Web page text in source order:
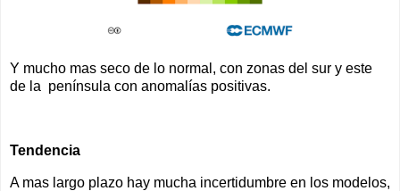
Y mucho mas seco de lo normal, con zonas del sur y este
de la península con anomalías positivas.
Tendencia
A mas largo plazo hay mucha incertidumbre en los modelos,